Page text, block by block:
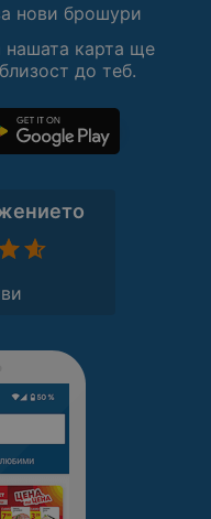
нови брошури
нашата карта ще
до теб.